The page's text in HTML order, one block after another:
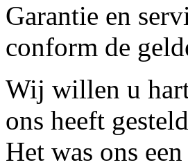
Garantie en
conform de
Wij willen u
ons heeft
Het was ons